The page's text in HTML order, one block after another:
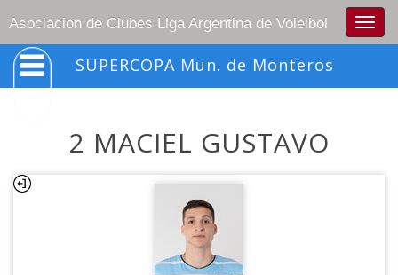
Asociacion de Clubes Liga Argentina de Voleibol
SUPERCOPA Mun. de Monteros
2 MACIEL GUSTAVO